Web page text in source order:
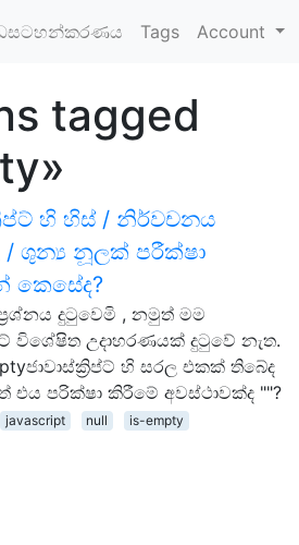
Tags Account
tagged
හි හිස් / නිර්වචනය
ශුන්‍ය නූලක් පරීක්ෂා
කෙසේද?
දුටුවෙමි , නමුත් මම
විශේෂිත උදාහරණයක් දුටුවේ නැත.
හි සරල එකක් තිබේද
එය පරික්ෂා කිරීමේ අවස්ථාවක්ද ""?
javascript null is-empty